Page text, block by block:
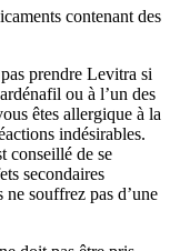
contenant des
prendre Levitra si
ou à l’un des
êtes allergique à la
indésirables.
conseillé de se
secondaires
souffrez pas d’une